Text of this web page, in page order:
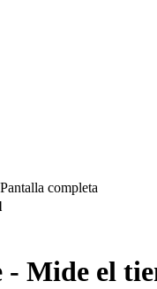
Pantalla completa
Mide el